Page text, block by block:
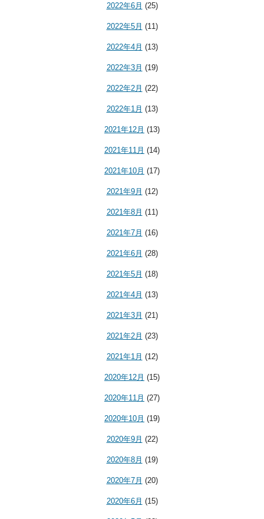
2022年6月 (25)
2022年5月 (11)
2022年4月 (13)
2022年3月 (19)
2022年2月 (22)
2022年1月 (13)
2021年12月 (13)
2021年11月 (14)
2021年10月 (17)
2021年9月 (12)
2021年8月 (11)
2021年7月 (16)
2021年6月 (28)
2021年5月 (18)
2021年4月 (13)
2021年3月 (21)
2021年2月 (23)
2021年1月 (12)
2020年12月 (15)
2020年11月 (27)
2020年10月 (19)
2020年9月 (22)
2020年8月 (19)
2020年7月 (20)
2020年6月 (15)